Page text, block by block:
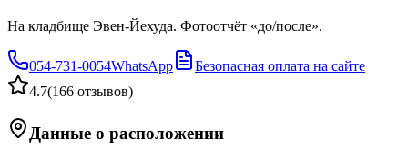
На кладбище Эвен-Йехуда. Фотоотчёт «до/после».
054-731-0054WhatsApp
Безопасная оплата на сайте
4.7(166 отзывов)
Данные о расположении